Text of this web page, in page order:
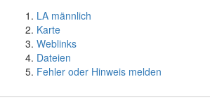
LA männlich
Karte
Weblinks
Dateien
Fehler oder Hinweis melden